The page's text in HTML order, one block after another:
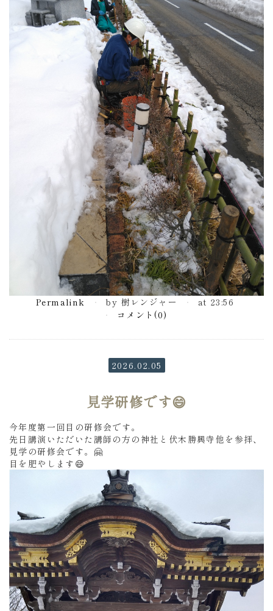
Permalink by 樹レンジャー
at 23:56
コメント(0)
2026.02.05
見学研修です😄
今年度第一回目の研修会です。
先日講演いただいた講師の方の神社と伏木勝興寺他を参拝、
見学の研修会です。🤗
目を肥やします😄